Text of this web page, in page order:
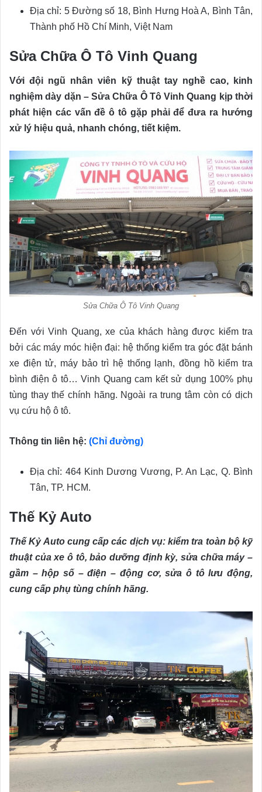
Địa chỉ: 5 Đường số 18, Bình Hưng Hoà A, Bình Tân,
Thành phố Hồ Chí Minh, Việt Nam
Sửa Chữa Ô Tô Vinh Quang
Với đội ngũ nhân viên kỹ thuật tay nghề cao, kinh
nghiệm dày dặn – Sửa Chữa Ô Tô Vinh Quang kịp thời
phát hiện các vấn đề ô tô gặp phải để đưa ra hướng
xử lý hiệu quả, nhanh chóng, tiết kiệm.
Sửa Chữa Ô Tô Vinh Quang
Đến với Vinh Quang, xe của khách hàng được kiểm tra
bởi các máy móc hiện đại: hệ thống kiểm tra góc đặt bánh
xe điện tử, máy bảo trì hệ thống lạnh, đồng hồ kiểm tra
bình điện ô tô… Vinh Quang cam kết sử dụng 100% phụ
tùng thay thế chính hãng. Ngoài ra trung tâm còn có dịch
vụ cứu hộ ô tô.
Thông tin liên hệ: (Chỉ đường)
Ðịa chỉ: 464 Kinh Dương Vương, P. An Lạc, Q. Bình
Tân, TP. HCM.
Thế Kỷ Auto
Thế Kỷ Auto cung cấp các dịch vụ: kiểm tra toàn bộ kỹ
thuật của xe ô tô, bảo dưỡng định kỳ, sửa chữa máy –
gầm – hộp số – điện – động cơ, sửa ô tô lưu động,
cung cấp phụ tùng chính hãng.